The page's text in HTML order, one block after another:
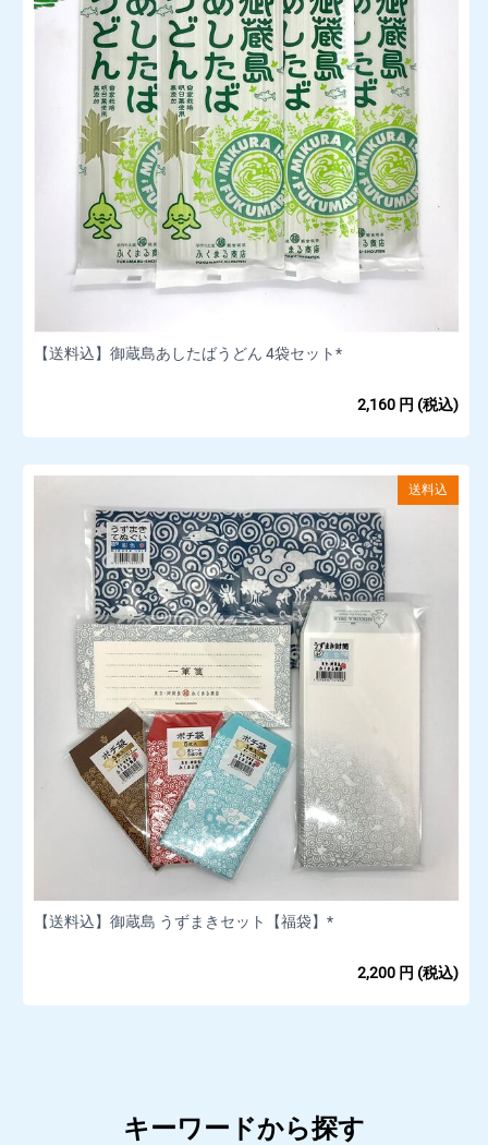
【送料込】御蔵島あしたばうどん 4袋セット*
2,160 円 (税込)
送料込
【送料込】御蔵島 うずまきセット【福袋】*
2,200 円 (税込)
キーワードから探す